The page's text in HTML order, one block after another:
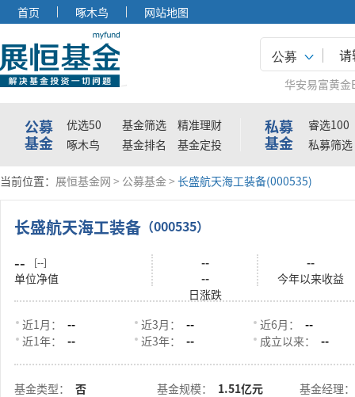
首页 啄木鸟 网站地图
公募
华安易富黄金
公募
基金
优选50 基金筛选
精准理财
啄木鸟
基金排名 基金定投
私募
基金
睿选100
私募筛选
当前位置： 展恒基金网 > 公募基金> 长盛航天海工装备(000535)
长盛航天海工装备 （000535）
-- [--]
单位净值
--
--
日涨跌
--
今年以来收益
近1月：
--
近1年：
--
近3月：
--
近3年：
--
近6月：
--
成立以来：
--
基金类型：
否
基金规模：
1.51亿元
基金经理：